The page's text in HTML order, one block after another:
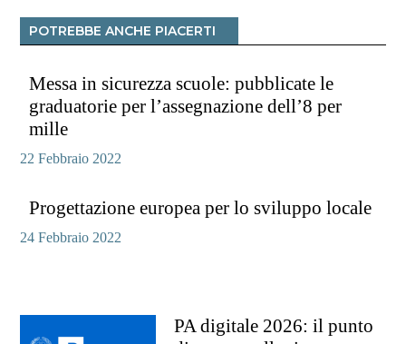
POTREBBE ANCHE PIACERTI
Messa in sicurezza scuole: pubblicate le
graduatorie per l’assegnazione dell’8 per
mille
22 Febbraio 2022
Progettazione europea per lo sviluppo locale
24 Febbraio 2022
PA digitale 2026: il punto